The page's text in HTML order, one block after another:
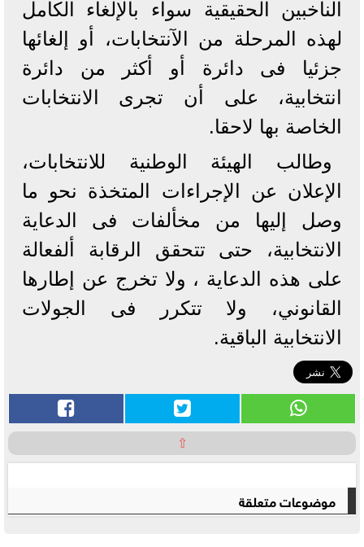
الناخبين الحقيقية سواء بالإلغاء الكامل
لهذه المرحلة من الآنتخابات، أو إلغائها
جزئيا فى دائرة أو أكثر من دائرة
انتخابية، على أن تجرى الانتخابات
الخاصة بها لاحقا.
وطالب الهيئة الوطنية للانتخابات،
الإعلان عن الإجراءات المتخذة نحو ما
وصل إليها من مخألفات فى الدعاية
الانتخابية، حتى تتحقق الرقابة ألفعالة
على هذه الدعاية ، ولا تخرج عن إطارها
القانوني، ولا تتكرر فى الجولات
الانتخابية الباقية.
⇧
موضوعات متعلقة